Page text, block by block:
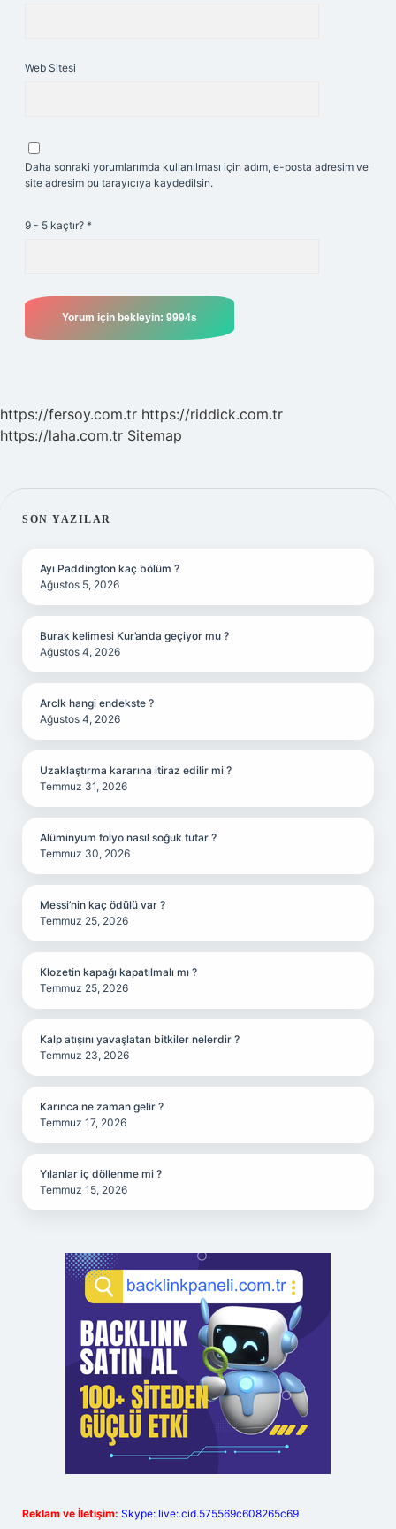
Web Sitesi
Daha sonraki yorumlarımda kullanılması için adım, e-posta adresim ve
site adresim bu tarayıcıya kaydedilsin.
9 - 5 kaçtır? *
https://fersoy.com.tr https://riddick.com.tr
https://laha.com.tr Sitemap
SIDEBAR
SON YAZILAR
Ayı Paddington kaç bölüm ?
Ağustos 5, 2026
Burak kelimesi Kur’an’da geçiyor mu ?
Ağustos 4, 2026
Arclk hangi endekste ?
Ağustos 4, 2026
Uzaklaştırma kararına itiraz edilir mi ?
Temmuz 31, 2026
Alüminyum folyo nasıl soğuk tutar ?
Temmuz 30, 2026
Messi’nin kaç ödülü var ?
Temmuz 25, 2026
Klozetin kapağı kapatılmalı mı ?
Temmuz 25, 2026
Kalp atışını yavaşlatan bitkiler nelerdir ?
Temmuz 23, 2026
Karınca ne zaman gelir ?
Temmuz 17, 2026
Yılanlar iç döllenme mi ?
Temmuz 15, 2026
Reklam ve İletişim: Skype: live:.cid.575569c608265c69